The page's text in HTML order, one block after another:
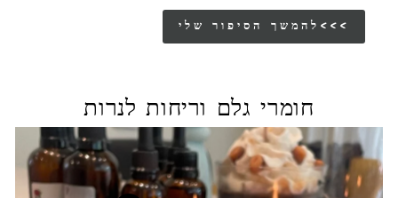
להמשך הסיפור שלי<<<
חומרי גלם וריחות לנרות